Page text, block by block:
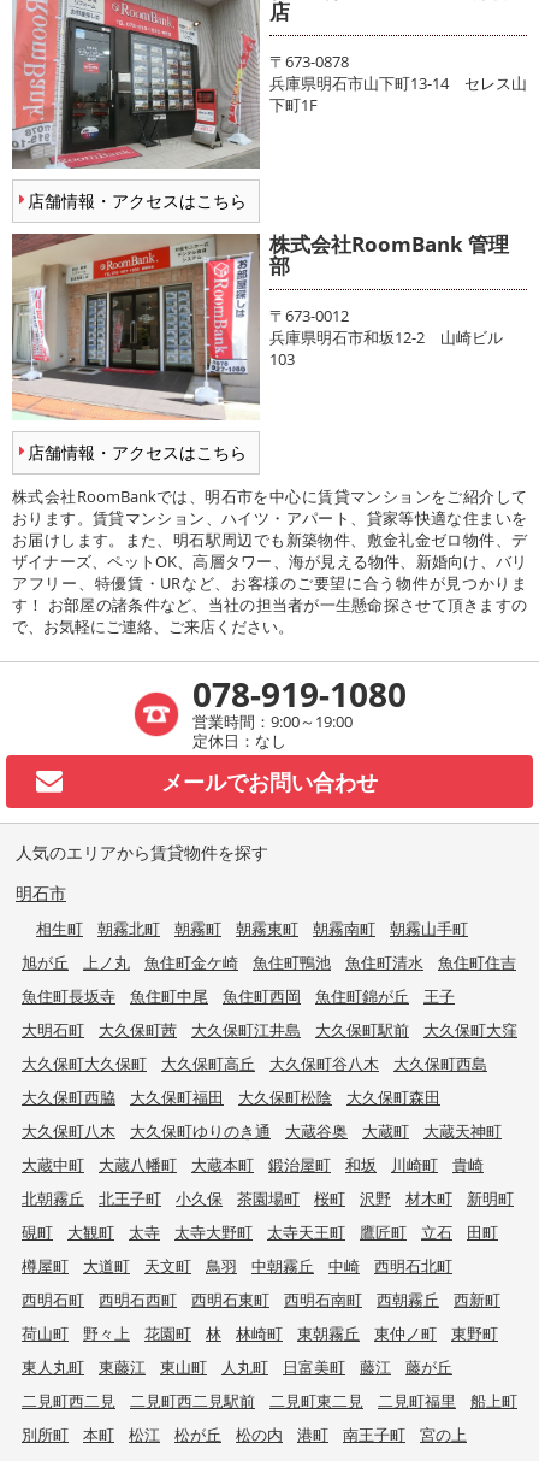
店舗情報・アクセスはこちら
店
〒673-0878
兵庫県明石市山下町13-14 セレス山
下町1F
店舗情報・アクセスはこちら
株式会社RoomBank 管理
部
〒673-0012
兵庫県明石市和坂12-2 山崎ビル
103
株式会社RoomBankでは、明石市を中心に賃貸マンションをご紹介して
おります。賃貸マンション、ハイツ・アパート、貸家等快適な住まいを
お届けします。また、明石駅周辺でも新築物件、敷金礼金ゼロ物件、デ
ザイナーズ、ペットOK、高層タワー、海が見える物件、新婚向け、バリ
アフリー、特優賃・URなど、お客様のご要望に合う物件が見つかりま
す！ お部屋の諸条件など、当社の担当者が一生懸命探させて頂きますの
で、お気軽にご連絡、ご来店ください。
078-919-1080
営業時間：9:00～19:00
定休日：なし
メールでお問い合わせ
人気のエリアから賃貸物件を探す
明石市
相生町 朝霧北町 朝霧町 朝霧東町 朝霧南町
朝霧山手町
旭が丘
上ノ丸 魚住町金ケ崎 魚住町鴨池 魚住町清水
魚住町住吉
魚住町長坂寺
魚住町中尾 魚住町西岡 魚住町錦が丘
王子
大明石町
大久保町茜 大久保町江井島 大久保町駅前
大久保町大窪
大久保町大久保町
大久保町高丘 大久保町谷八木
大久保町西島
大久保町西脇
大久保町福田 大久保町松陰
大久保町森田
大久保町八木
大久保町ゆりのき通 大蔵谷奥 大蔵町
大蔵天神町
大蔵中町
大蔵八幡町 大蔵本町 鍛治屋町 和坂 川崎町
貴崎
北朝霧丘
北王子町 小久保 茶園場町 桜町 沢野 材木町
新明町
硯町
大観町 太寺 太寺大野町 太寺天王町 鷹匠町 立石
田町
樽屋町
大道町 天文町 鳥羽 中朝霧丘 中崎
西明石北町
西明石町
西明石西町 西明石東町 西明石南町 西朝霧丘
西新町
荷山町
野々上 花園町 林 林崎町 東朝霧丘 東仲ノ町
東野町
東人丸町
東藤江 東山町 人丸町 日富美町 藤江
藤が丘
二見町西二見
二見町西二見駅前 二見町東二見 二見町福里
船上町
別所町
本町 松江 松が丘 松の内 港町 南王子町
宮の上